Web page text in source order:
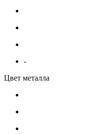
-
Цвет металла